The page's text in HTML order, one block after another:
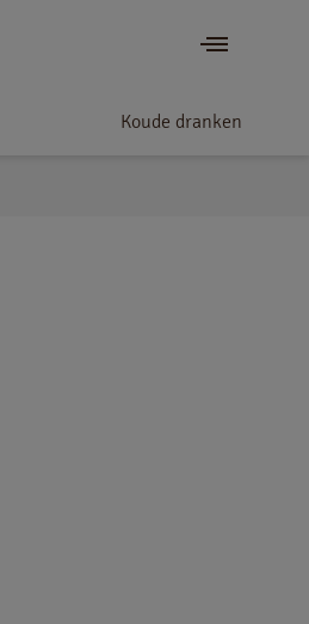
Koude dranken